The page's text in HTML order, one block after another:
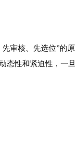
审核、先选位”的
性和紧迫性，一